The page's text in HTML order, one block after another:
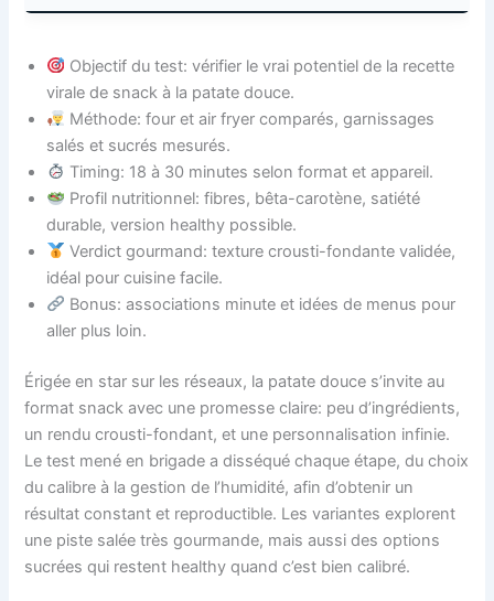
Objectif du test: vérifier le vrai potentiel de la recette
virale de snack à la patate douce.
Méthode: four et air fryer comparés, garnissages
salés et sucrés mesurés.
Timing: 18 à 30 minutes selon format et appareil.
Profil nutritionnel: fibres, bêta-carotène, satiété
durable, version healthy possible.
Verdict gourmand: texture crousti-fondante validée,
idéal pour cuisine facile.
Bonus: associations minute et idées de menus pour
aller plus loin.
Érigée en star sur les réseaux, la patate douce s’invite au
format snack avec une promesse claire: peu d’ingrédients,
un rendu crousti-fondant, et une personnalisation infinie.
Le test mené en brigade a disséqué chaque étape, du choix
du calibre à la gestion de l’humidité, afin d’obtenir un
résultat constant et reproductible. Les variantes explorent
une piste salée très gourmande, mais aussi des options
sucrées qui restent healthy quand c’est bien calibré.